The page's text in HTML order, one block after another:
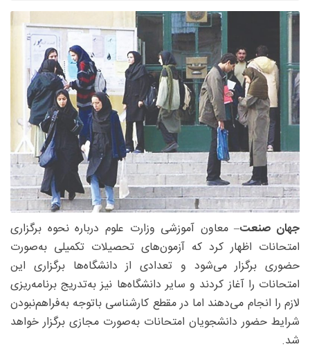
جهان صنعت– معاون آموزشی وزارت علوم درباره نحوه برگزاری
امتحانات اظهار کرد که آزمون‌های تحصیلات تکمیلی به‌صورت
حضوری برگزار می‌شود و تعدادی از دانشگاه‌ها برگزاری این
امتحانات را آغاز کردند و سایر دانشگاه‌ها نیز به‌تدریج برنامه‌ریزی
لازم را انجام می‌دهند اما در مقطع کارشناسی باتوجه به‌فراهم‌نبودن
شرایط حضور دانشجویان امتحانات به‌صورت مجازی برگزار خواهد
شد.